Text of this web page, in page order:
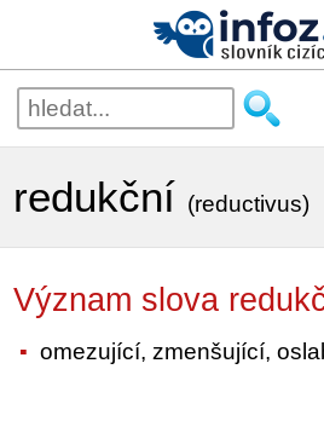
redukční (reductivus)
Význam slova
omezující, zmenšující,